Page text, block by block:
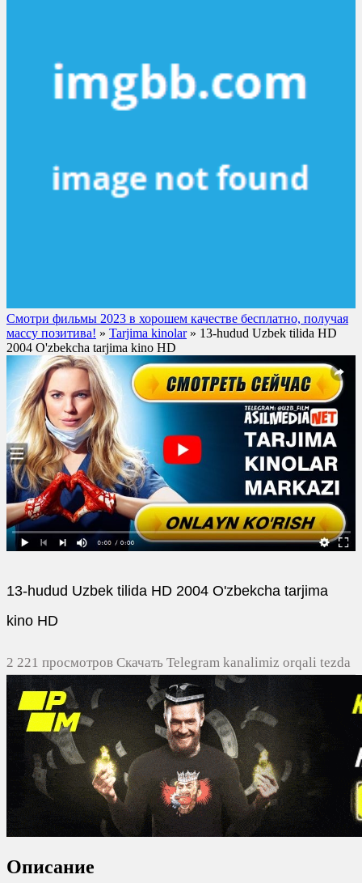
Смотри фильмы 2023 в хорошем качестве бесплатно, получая
массу позитива! » Tarjima kinolar» 13-hudud Uzbek tilida HD
2004 O'zbekcha tarjima kino HD
13-hudud Uzbek tilida HD 2004 O'zbekcha tarjima
kino HD
2 221 просмотров Скачать Telegram kanalimiz orqali tezda
yuklash
Описание